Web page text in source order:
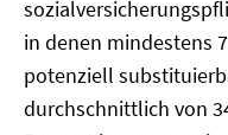
in denen mindestens
potenziell
durchschnittlich von